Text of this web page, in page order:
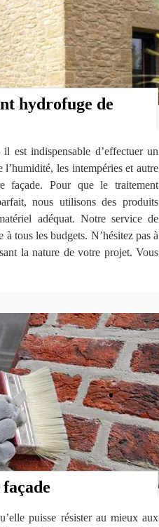
hydrofuge de
est indispensable d’effectuer un
les intempéries et autre
façade. Pour que le traitement
nous utilisons des produits
adéquat. Notre service de
tous les budgets. N’hésitez pas à
la nature de votre projet. Vous
puisse résister au mieux aux